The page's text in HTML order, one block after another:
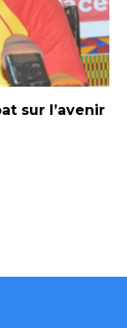
sur l’avenir